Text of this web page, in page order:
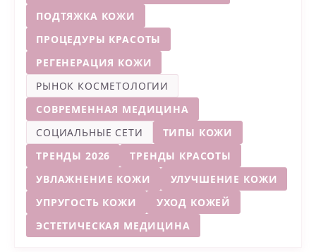
ПОДТЯЖКА КОЖИ
ПРОЦЕДУРЫ КРАСОТЫ
РЕГЕНЕРАЦИЯ КОЖИ
РЫНОК КОСМЕТОЛОГИИ
СОВРЕМЕННАЯ МЕДИЦИНА
СОЦИАЛЬНЫЕ СЕТИ
ТИПЫ КОЖИ
ТРЕНДЫ 2026
ТРЕНДЫ КРАСОТЫ
УВЛАЖНЕНИЕ КОЖИ
УЛУЧШЕНИЕ КОЖИ
УПРУГОСТЬ КОЖИ
УХОД КОЖЕЙ
ЭСТЕТИЧЕСКАЯ МЕДИЦИНА